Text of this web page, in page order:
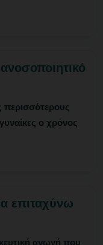
περισσότερους
ο χρόνος
επιταχύνω
αγωγή που